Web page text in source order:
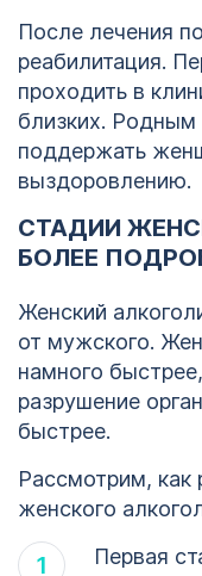
После лечения
реабилитация.
проходить в
близких. Родным
поддержать
выздоровлению.
СТАДИИ
БОЛЕЕ
Женский
от мужского.
намного
разрушение
быстрее.
Рассмотрим, как
женского
Первая